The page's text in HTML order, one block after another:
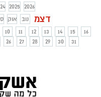
2025
2026
אוק נוב דצמ
10 11 12 13 14 15
16
26 27 28 29 30 31